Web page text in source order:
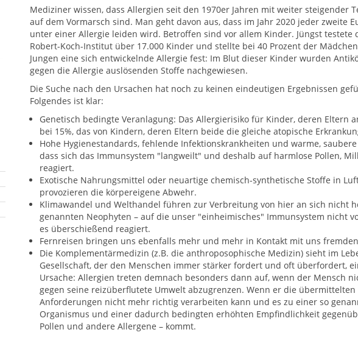
Mediziner wissen, dass Allergien seit den 1970er Jahren mit weiter steigender
auf dem Vormarsch sind. Man geht davon aus, dass im Jahr 2020 jeder zweite
unter einer Allergie leiden wird. Betroffen sind vor allem Kinder. Jüngst testete
Robert-Koch-Institut über 17.000 Kinder und stellte bei 40 Prozent der
Jungen eine sich entwickelnde Allergie fest: Im Blut dieser Kinder wurden
gegen die Allergie auslösenden Stoffe nachgewiesen.
Die Suche nach den Ursachen hat noch zu keinen eindeutigen Ergebnissen
Folgendes ist klar:
Genetisch bedingte Veranlagung: Das Allergierisiko für Kinder, deren Eltern
bei 15%, das von Kindern, deren Eltern beide die gleiche atopische
Hohe Hygienestandards, fehlende Infektionskrankheiten und warme,
dass sich das Immunsystem "langweilt" und deshalb auf harmlose Pollen,
reagiert.
Exotische Nahrungsmittel oder neuartige chemisch-synthetische Stoffe in
provozieren die körpereigene Abwehr.
Klimawandel und Welthandel führen zur Verbreitung von hier an sich nicht
genannten Neophyten – auf die unser "einheimisches" Immunsystem nicht
es überschießend reagiert.
Fernreisen bringen uns ebenfalls mehr und mehr in Kontakt mit uns
Die Komplementärmedizin (z.B. die anthroposophische Medizin) sieht im
Gesellschaft, der den Menschen immer stärker fordert und oft überfordert,
Ursache: Allergien treten demnach besonders dann auf, wenn der Mensch
gegen seine reizüberflutete Umwelt abzugrenzen. Wenn er die
Anforderungen nicht mehr richtig verarbeiten kann und es zu einer so
Organismus und einer dadurch bedingten erhöhten Empfindlichkeit
Pollen und andere Allergene – kommt.